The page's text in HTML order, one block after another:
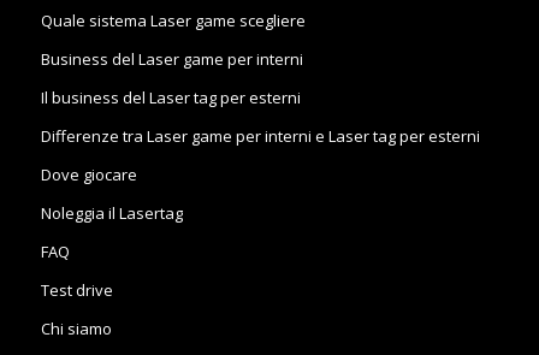
Quale sistema Laser game scegliere
Business del Laser game per interni
Il business del Laser tag per esterni
Differenze tra Laser game per interni e Laser tag per esterni
Dove giocare
Noleggia il Lasertag
FAQ
Test drive
Chi siamo